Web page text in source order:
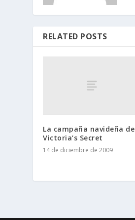
RELATED POSTS
La campaña navideña de
Victoria’s Secret
14 de diciembre de 2009